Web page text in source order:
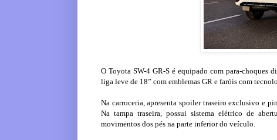
O Toyota SW-4 GR-S é equipado com para-choques
liga leve de 18” com emblemas GR e faróis com
Na carroceria, apresenta spoiler traseiro exclusivo e
Na tampa traseira, possui sistema elétrico de
movimentos dos pés na parte inferior do veículo.